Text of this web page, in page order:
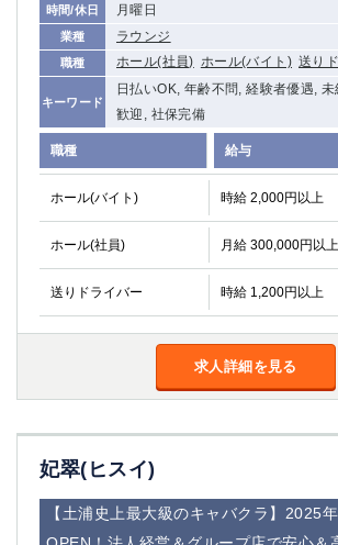
時間/休日 月曜日
業種 ラウンジ
職種 ホール(社員) ホール(バイト) 送り
キーワード
日払いOK, 年齢不問, 経験者優遇,
歓迎, 社保完備
職種 給与
ホール(バイト) 時給 2,000円以上
ホール(社員) 月給 300,000円以上
送りドライバー 時給 1,200円以上
求人詳細を見る
妃翠(ヒスイ)
【土浦史上最大級のキャバクラ】2025
千葉県
船橋
津田沼
成田
千葉
柏（西口）
木更津
柏（東口）
下総中山
茂原
松戸
栃木県
茨城県
土浦
群馬県